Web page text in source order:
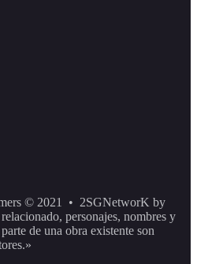
© 2021 • 2SGNetworK by
personajes, nombres y
de una obra existente son